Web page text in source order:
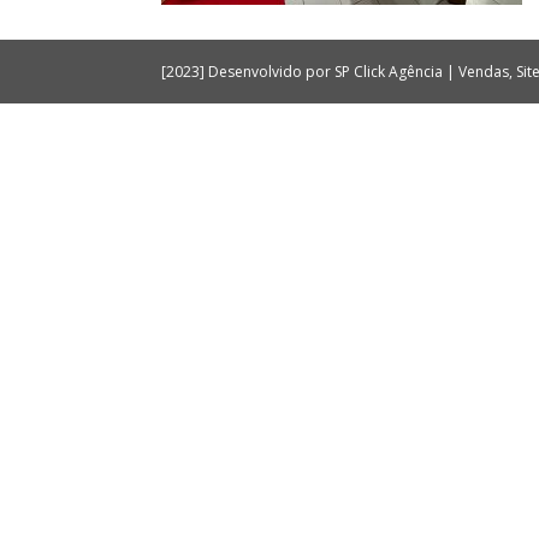
[2023] Desenvolvido por SP Click Agência | Vendas,